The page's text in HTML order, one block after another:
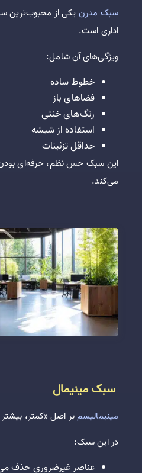
سبک مدرن یکی از محبوب‌ترین
اداری است.
ویژگی‌های آن شامل:
خطوط ساده
فضاهای باز
رنگ‌های خنثی
استفاده از شیشه
حداقل تزئینات
این سبک حس نظم، حرفه‌ای بودن
می‌کند.
سبک مینیمال
مینیمالیسمبر اصل «کمتر،
در این سبک:
عناصر غیرضروری حذف